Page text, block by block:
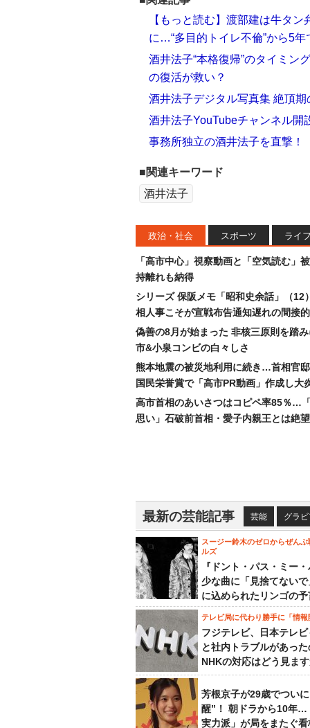
【もっと読む】渡部建は牛タ
に…“多目的トイレ不倫”から5年
酒井法子“本格復帰”のタイミ
の復活が救い？
酒井法子デジタル写真集 絶頂
酒井法子YouTubeチャンネル開
事務所独立の酒井法子を直撃！
■関連キーワード
酒井法子
政治・社会 スポーツ ライフ
「高市中心」視察動画と「空気読む」
持離れも納得
シリーズ 保阪メモ「昭和史余話」（12
相人事こそが宣戦布告通知遅れの間接
偽善の8月が始まった 非核三原則を踏
市&小泉コンビの白々しさ
熊本地震の被災地利用に続き…首相官
国民栄誉賞で「高市PR動画」作成し大
高市首相のあいさつはコピペ率85％…
思い」石破前首相・愛子内親王とは絶
最新の芸能記事 芸能 グラビ
スージー鈴木のゼロからぜんぶ
ルズ
『ドント・パス・ミー
少な曲に「見捨てないで
に込められたリンゴの予
テレビ局に代わり勝手に「情報
フジテレビ、日本テレ
と社内トラブルがあっ
NHKの対応はどう見ます
芳根京子が29歳でつい
醒”！ 朝ドラから10年…
実力派」が局をまたぐ看